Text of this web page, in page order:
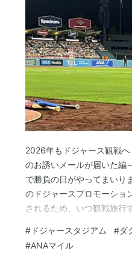
2026年もドジャース観戦
のお誘いメールが届いた編
で勝負の日がやってまいり
のドジャースプロモーショ
されるため、いつ観戦旅行
急ぎませんが、旅行の日程
ば昨年は大谷選手のワール
# ドジャースタジアム #ダ
#ANAマイル